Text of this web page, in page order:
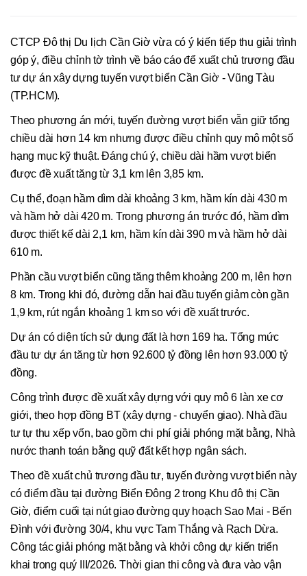
CTCP Đô thị Du lịch Cần Giờ vừa có ý kiến tiếp thu giải trình
góp ý, điều chỉnh tờ trình về báo cáo để xuất chủ trương đầu
tư dự án xây dựng tuyến vượt biển Cần Giờ - Vũng Tàu
(TP.HCM).
Theo phương án mới, tuyến đường vượt biển vẫn giữ tổng
chiều dài hơn 14 km nhưng được điều chỉnh quy mô một số
hạng mục kỹ thuật. Đáng chú ý, chiều dài hầm vượt biển
được đề xuất tăng từ 3,1 km lên 3,85 km.
Cụ thể, đoạn hầm dìm dài khoảng 3 km, hầm kín dài 430 m
và hầm hở dài 420 m. Trong phương án trước đó, hầm dìm
được thiết kế dài 2,1 km, hầm kín dài 390 m và hầm hở dài
610 m.
Phần cầu vượt biển cũng tăng thêm khoảng 200 m, lên hơn
8 km. Trong khi đó, đường dẫn hai đầu tuyến giảm còn gần
1,9 km, rút ngắn khoảng 1 km so với đề xuất trước.
Dự án có diện tích sử dụng đất là hơn 169 ha. Tổng mức
đầu tư dự án tăng từ hơn 92.600 tỷ đồng lên hơn 93.000 tỷ
đồng.
Công trình được đề xuất xây dựng với quy mô 6 làn xe cơ
giới, theo hợp đồng BT (xây dựng - chuyển giao). Nhà đầu
tư tự thu xếp vốn, bao gồm chi phí giải phóng mặt bằng, Nhà
nước thanh toán bằng quỹ đất kết hợp ngân sách.
Theo đề xuất chủ trương đầu tư, tuyến đường vượt biển này
có điểm đầu tại đường Biển Đông 2 trong Khu đô thị Cần
Giờ, điểm cuối tại nút giao đường quy hoạch Sao Mai - Bến
Đình với đường 30/4, khu vực Tam Thắng và Rạch Dừa.
Công tác giải phóng mặt bằng và khởi công dự kiến triển
khai trong quý III/2026. Thời gian thi công và đưa vào vận